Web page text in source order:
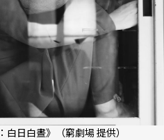
日白晝》（窮劇場 提供）